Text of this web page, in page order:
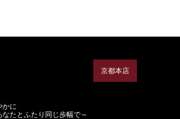
京都本店
かに
なたとふたり同じ歩幅で～